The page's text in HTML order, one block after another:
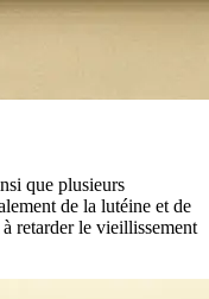
que plusieurs
de la lutéine et de
retarder le vieillissement